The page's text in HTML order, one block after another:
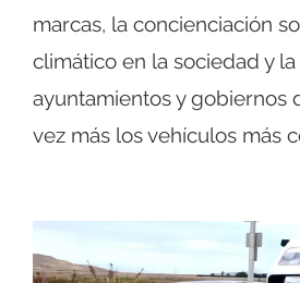
marcas, la concienciación
climático en la sociedad y
ayuntamientos y gobiernos
vez más los vehículos más